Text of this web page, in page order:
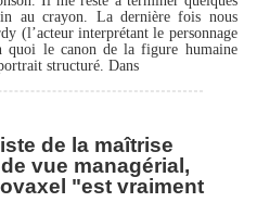
au crayon. La dernière fois nous
(l’acteur interprétant le personnage
quoi le canon de la figure humaine
structuré. Dans
de la maîtrise
vue managérial,
"est vraiment